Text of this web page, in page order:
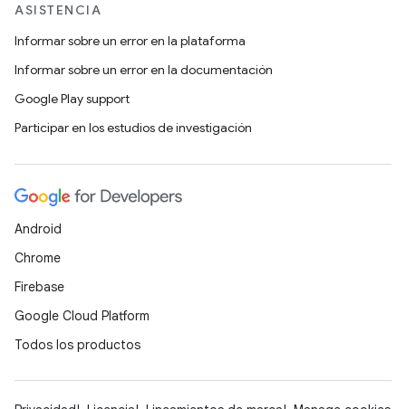
ASISTENCIA
Informar sobre un error en la plataforma
Informar sobre un error en la documentación
Google Play support
Participar en los estudios de investigación
Android
Chrome
Firebase
Google Cloud Platform
Todos los productos